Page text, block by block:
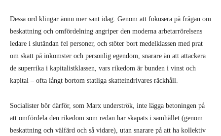
Dessa ord klingar ännu mer sant idag. Genom att fokusera på frågan om
beskattning och omfördelning angriper den moderna arbetarrörelsens
ledare i slutändan fel personer, och stöter bort medelklassen med prat
om skatt på inkomster och personlig egendom, snarare än att attackera
de superrika i kapitalistklassen, vars rikedom är bunden i vinst och
kapital – ofta långt bortom statliga skatteindrivares räckhåll.
Socialister bör därför, som Marx underströk, inte lägga betoningen på
att omfördela den rikedom som redan har skapats i samhället (genom
beskattning och välfärd och så vidare), utan snarare på att ha kollektiv